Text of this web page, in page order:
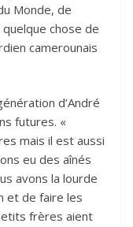
Monde, de
chose de
camerounais
d’André
futures. «
mais il est aussi
eu des aînés
avons la lourde
et de faire les
frères aient